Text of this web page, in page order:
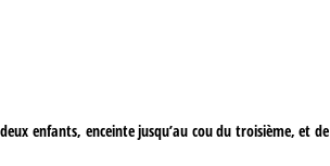
enfants, enceinte jusqu’au cou du troisième, et de